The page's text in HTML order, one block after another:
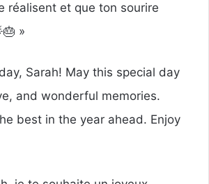
réalisent et que ton sourire
»
Sarah! May this special day
and wonderful memories.
best in the year ahead. Enjoy